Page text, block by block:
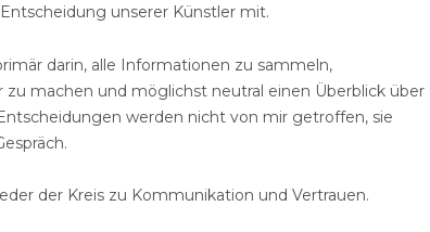
unserer Künstler mit.
darin, alle Informationen zu sammeln,
machen und möglichst neutral einen Überblick über
werden nicht von mir getroffen, sie
der Kreis zu Kommunikation und Vertrauen.